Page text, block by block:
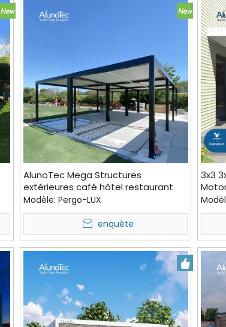
AlunoTec Mega Structures
extérieures café hôtel restaurant
villa motorisé couvertures de patio
haut de gamme
Modèle: Pergo-LUX
enquête
3x3